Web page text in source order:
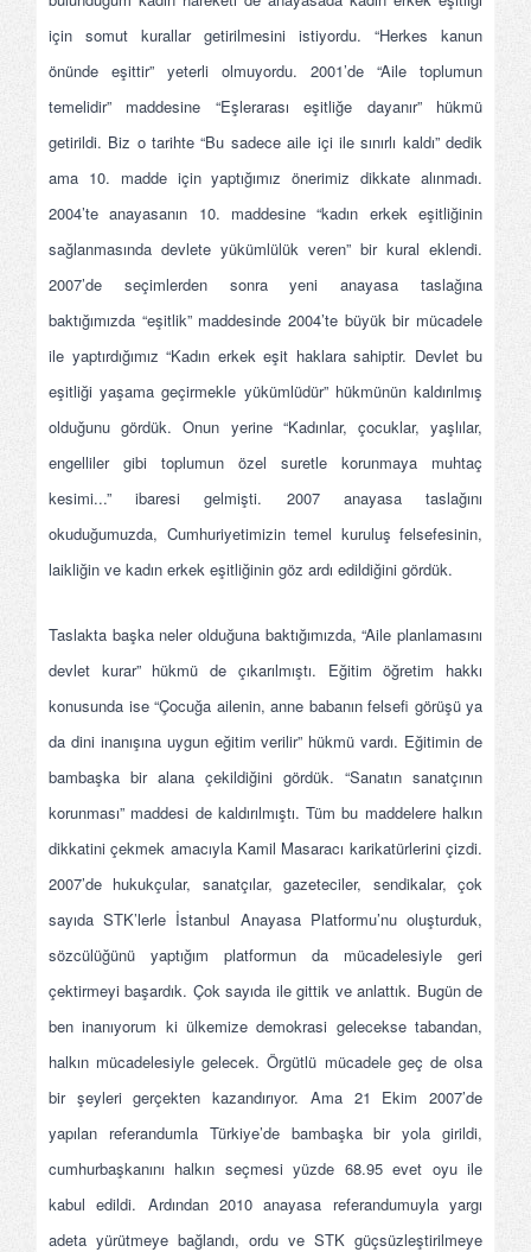
için somut kurallar getirilmesini istiyordu. “Herkes kanun
önünde eşittir” yeterli olmuyordu. 2001’de “Aile toplumun
temelidir” maddesine “Eşlerarası eşitliğe dayanır” hükmü
getirildi. Biz o tarihte “Bu sadece aile içi ile sınırlı kaldı” dedik
ama 10. madde için yaptığımız önerimiz dikkate alınmadı.
2004’te anayasanın 10. maddesine “kadın erkek eşitliğinin
sağlanmasında devlete yükümlülük veren” bir kural eklendi.
2007’de seçimlerden sonra yeni anayasa taslağına
baktığımızda “eşitlik” maddesinde 2004’te büyük bir mücadele
ile yaptırdığımız “Kadın erkek eşit haklara sahiptir. Devlet bu
eşitliği yaşama geçirmekle yükümlüdür” hükmünün kaldırılmış
olduğunu gördük. Onun yerine “Kadınlar, çocuklar, yaşlılar,
engelliler gibi toplumun özel suretle korunmaya muhtaç
kesimi...” ibaresi gelmişti. 2007 anayasa taslağını
okuduğumuzda, Cumhuriyetimizin temel kuruluş felsefesinin,
laikliğin ve kadın erkek eşitliğinin göz ardı edildiğini gördük.
Taslakta başka neler olduğuna baktığımızda, “Aile planlamasını
devlet kurar” hükmü de çıkarılmıştı. Eğitim öğretim hakkı
konusunda ise “Çocuğa ailenin, anne babanın felsefi görüşü ya
da dini inanışına uygun eğitim verilir” hükmü vardı. Eğitimin de
bambaşka bir alana çekildiğini gördük. “Sanatın sanatçının
korunması” maddesi de kaldırılmıştı. Tüm bu maddelere halkın
dikkatini çekmek amacıyla Kamil Masaracı karikatürlerini çizdi.
2007’de hukukçular, sanatçılar, gazeteciler, sendikalar, çok
sayıda STK’lerle İstanbul Anayasa Platformu’nu oluşturduk,
sözcülüğünü yaptığım platformun da mücadelesiyle geri
çektirmeyi başardık. Çok sayıda ile gittik ve anlattık. Bugün de
ben inanıyorum ki ülkemize demokrasi gelecekse tabandan,
halkın mücadelesiyle gelecek. Örgütlü mücadele geç de olsa
bir şeyleri gerçekten kazandırıyor. Ama 21 Ekim 2007’de
yapılan referandumla Türkiye’de bambaşka bir yola girildi,
cumhurbaşkanını halkın seçmesi yüzde 68.95 evet oyu ile
kabul edildi. Ardından 2010 anayasa referandumuyla yargı
adeta yürütmeye bağlandı, ordu ve STK güçsüzleştirilmeye